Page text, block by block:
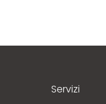
Servizi